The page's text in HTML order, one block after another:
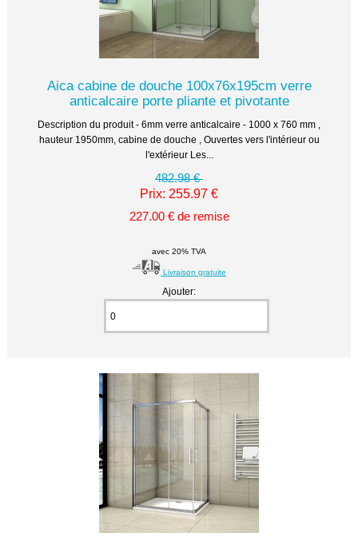
Aica cabine de douche 100x76x195cm verre
anticalcaire porte pliante et pivotante
Description du produit - 6mm verre anticalcaire - 1000 x 760 mm ,
hauteur 1950mm, cabine de douche , Ouvertes vers l'intérieur ou
l'extérieur Les...
482.98 €
Prix: 255.97 €
227.00 € de remise
avec 20% TVA
Livraison gratuite
Ajouter: